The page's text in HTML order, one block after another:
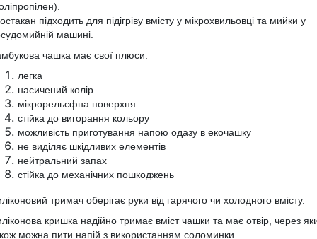
підходить для підігріву вмісту у мікрохвильовці та мийки у
машині.
чашка має свої плюси:
легка
насичений колір
мікрорельєфна поверхня
стійка до вигорання кольору
можливість приготування напою одазу в екочашку
не виділяє шкідливих елементів
нейтральний запах
стійка до механічних пошкоджень
тримач оберігає руки від гарячого чи холодного вмісту.
кришка надійно тримає вміст чашки та має отвір, через
можна пити напій з використанням соломинки.